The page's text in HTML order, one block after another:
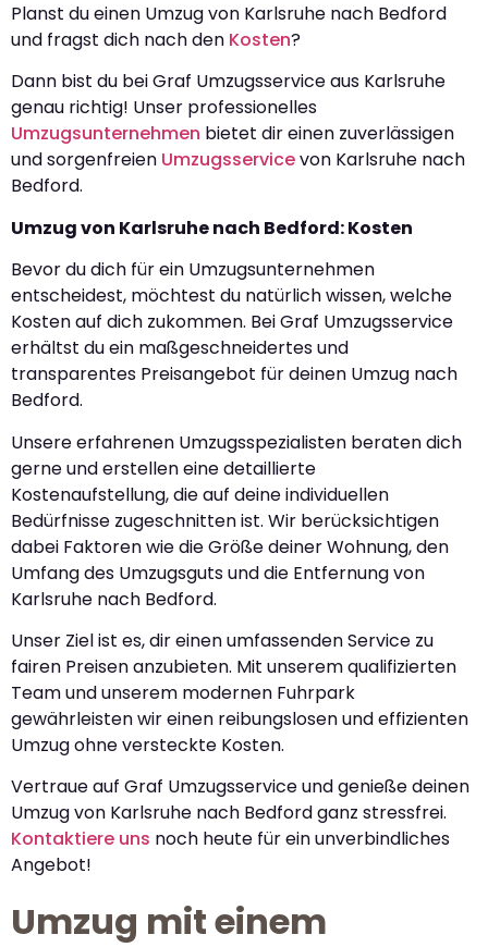
Planst du einen Umzug von Karlsruhe nach Bedford
und fragst dich nach den Kosten?
Dann bist du bei Graf Umzugsservice aus Karlsruhe
genau richtig! Unser professionelles
Umzugsunternehmen bietet dir einen zuverlässigen
und sorgenfreien Umzugsservicevon Karlsruhe nach
Bedford.
Umzug von Karlsruhe nach Bedford: Kosten
Bevor du dich für ein Umzugsunternehmen
entscheidest, möchtest du natürlich wissen, welche
Kosten auf dich zukommen. Bei Graf Umzugsservice
erhältst du ein maßgeschneidertes und
transparentes Preisangebot für deinen Umzug nach
Bedford.
Unsere erfahrenen Umzugsspezialisten beraten dich
gerne und erstellen eine detaillierte
Kostenaufstellung, die auf deine individuellen
Bedürfnisse zugeschnitten ist. Wir berücksichtigen
dabei Faktoren wie die Größe deiner Wohnung, den
Umfang des Umzugsguts und die Entfernung von
Karlsruhe nach Bedford.
Unser Ziel ist es, dir einen umfassenden Service zu
fairen Preisen anzubieten. Mit unserem qualifizierten
Team und unserem modernen Fuhrpark
gewährleisten wir einen reibungslosen und effizienten
Umzug ohne versteckte Kosten.
Vertraue auf Graf Umzugsservice und genieße deinen
Umzug von Karlsruhe nach Bedford ganz stressfrei.
Kontaktiere uns noch heute für ein unverbindliches
Angebot!
Umzug mit einem